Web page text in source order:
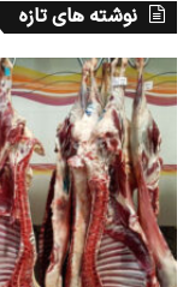
نوشته های تازه